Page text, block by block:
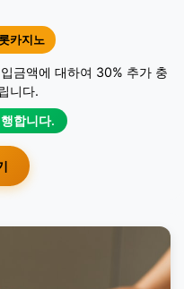
카지노
금액에 대하여 30% 추가 충
니다.
합니다.